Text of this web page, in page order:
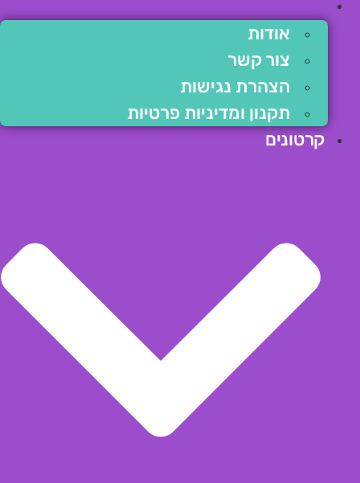
אודות
צור קשר
הצהרת נגישות
תקנון ומדיניות פרטיות
קרטונים